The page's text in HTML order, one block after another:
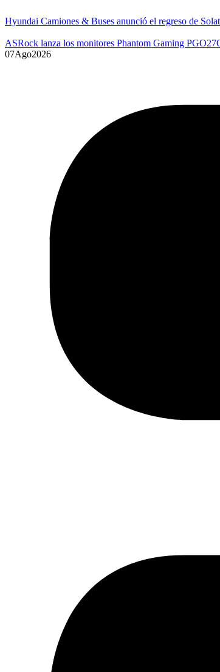
Hyundai Camiones & Buses anunció el regreso de
ASRock lanza los monitores Phantom Gaming
07Ago2026